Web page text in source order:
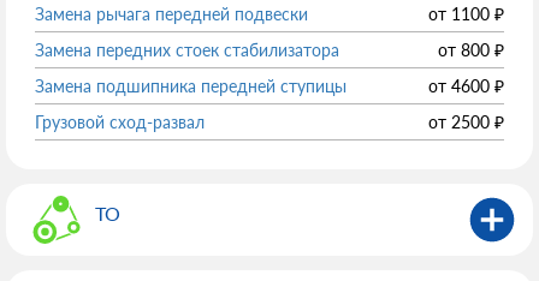
Замена рычага передней подвески от 1100 ₽
Замена передних стоек стабилизатора
от 800 ₽
Замена подшипника передней ступицы
от 4600 ₽
Грузовой сход-развал
от 2500 ₽
ТО